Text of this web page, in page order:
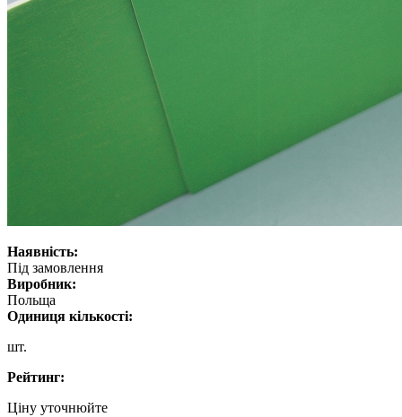
Наявність:
Під замовлення
Виробник:
Польща
Одиниця кількості:
шт.
Рейтинг:
Ціну уточнюйте